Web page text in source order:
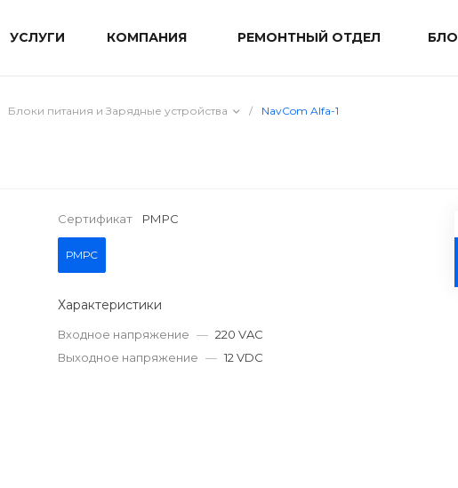
УСЛУГИ КОМПАНИЯ РЕМОНТНЫЙ ОТДЕЛ
Блоки питания и Зарядные устройства / NavCom Alfa-1
Сертификат РМРС
РМРС
Характеристики
Входное напряжение — 220 VAC
Выходное напряжение — 12 VDC